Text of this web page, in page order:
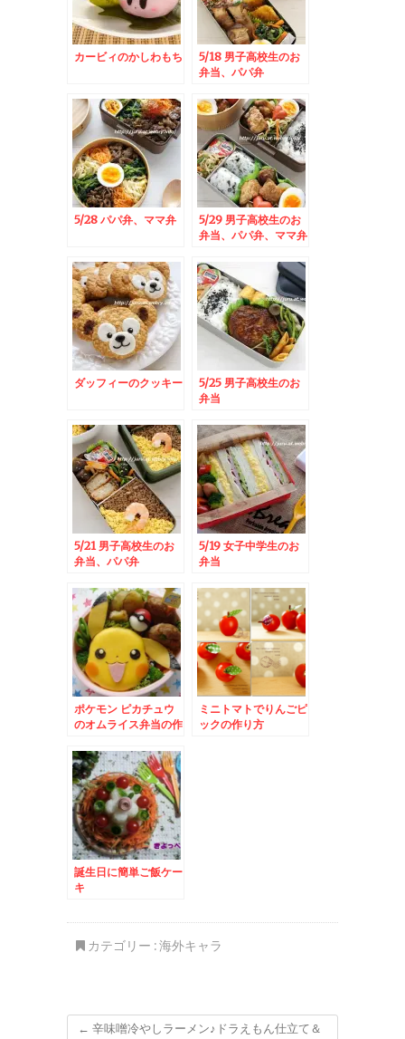
カービィのかしわもち
5/18 男子高校生のお
弁当、パパ弁
5/28 パパ弁、ママ弁
5/29 男子高校生のお
弁当、パパ弁、ママ弁
ダッフィーのクッキー
5/25 男子高校生のお
弁当
5/21 男子高校生のお
弁当、パパ弁
5/19 女子中学生のお
弁当
ポケモン ピカチュウ
のオムライス弁当の作
ミニトマトでりんごピ
ックの作り方
誕生日に簡単ご飯ケー
キ
カテゴリー :海外キャラ
← 辛味噌冷やしラーメン♪ドラえもん仕立て＆